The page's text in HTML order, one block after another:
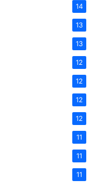
14
13
13
12
12
12
12
11
11
11